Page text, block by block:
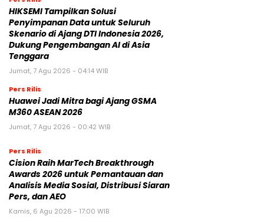
HIKSEMI Tampilkan Solusi
Penyimpanan Data untuk Seluruh
Skenario di Ajang DTI Indonesia 2026,
Dukung Pengembangan AI di Asia
Tenggara
Jumat, 7 Agu 2026 - 04:14 WIB
Pers Rilis
Huawei Jadi Mitra bagi Ajang GSMA
M360 ASEAN 2026
Jumat, 7 Agu 2026 - 00:42 WIB
Pers Rilis
Cision Raih MarTech Breakthrough
Awards 2026 untuk Pemantauan dan
Analisis Media Sosial, Distribusi Siaran
Pers, dan AEO
Kamis, 6 Agu 2026 - 17:00 WIB